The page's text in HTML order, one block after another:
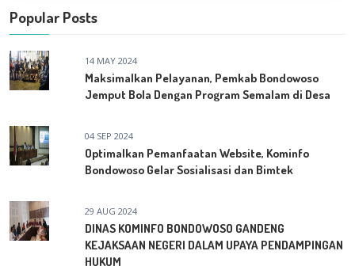
Popular Posts
14 MAY 2024
Maksimalkan Pelayanan, Pemkab Bondowoso
Jemput Bola Dengan Program Semalam di Desa
04 SEP 2024
Optimalkan Pemanfaatan Website, Kominfo
Bondowoso Gelar Sosialisasi dan Bimtek
29 AUG 2024
DINAS KOMINFO BONDOWOSO GANDENG
KEJAKSAAN NEGERI DALAM UPAYA PENDAMPINGAN
HUKUM